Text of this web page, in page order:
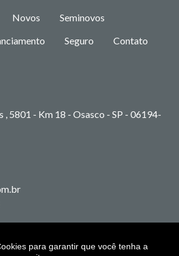
Novos Seminovos
Seguro Contato
5801 - Km 18 - Osasco - SP - 06194-
para garantir que você tenha a